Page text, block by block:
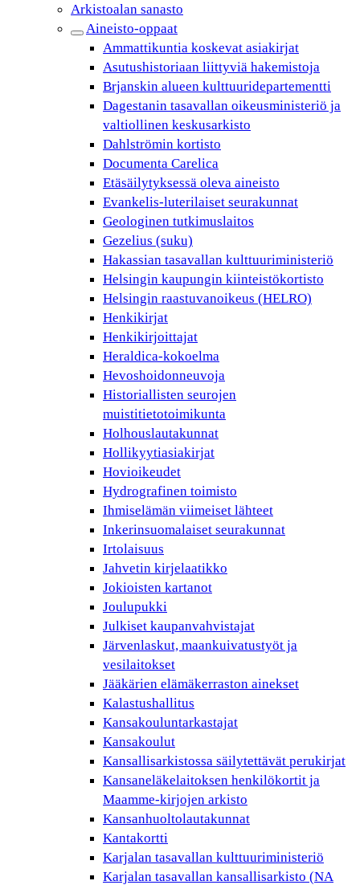
Arkistoalan sanasto
Aineisto-oppaat
Ammattikuntia koskevat asiakirjat
Asutushistoriaan liittyviä hakemistoja
Brjanskin alueen kulttuuridepartementti
Dagestanin tasavallan oikeusministeriö ja
valtiollinen keskusarkisto
Dahlströmin kortisto
Documenta Carelica
Etäsäilytyksessä oleva aineisto
Evankelis-luterilaiset seurakunnat
Geologinen tutkimuslaitos
Gezelius (suku)
Hakassian tasavallan kulttuuriministeriö
Helsingin kaupungin kiinteistökortisto
Helsingin raastuvanoikeus (HELRO)
Henkikirjat
Henkikirjoittajat
Heraldica-kokoelma
Hevoshoidonneuvoja
Historiallisten seurojen
muistitietotoimikunta
Holhouslautakunnat
Hollikyytiasiakirjat
Hovioikeudet
Hydrografinen toimisto
Ihmiselämän viimeiset lähteet
Inkerinsuomalaiset seurakunnat
Irtolaisuus
Jahvetin kirjelaatikko
Jokioisten kartanot
Joulupukki
Julkiset kaupanvahvistajat
Järvenlaskut, maankuivatustyöt ja
vesilaitokset
Jääkärien elämäkerraston ainekset
Kalastushallitus
Kansakouluntarkastajat
Kansakoulut
Kansallisarkistossa säilytettävät perukirjat
Kansaneläkelaitoksen henkilökortit ja
Maamme-kirjojen arkisto
Kansanhuoltolautakunnat
Kantakortti
Karjalan tasavallan kulttuuriministeriö
Karjalan tasavallan kansallisarkisto (NA